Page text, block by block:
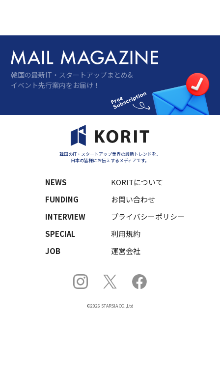
韓国の最新IT・スタートアップまとめ&
イベント先行案内をお届け！
韓国のIT・スタートアップ業界の最新トレンドを、
日本の皆様にお伝えするメディアです。
NEWS
FUNDING
INTERVIEW
SPECIAL
JOB
KORITについて
お問い合わせ
プライバシーポリシー
利用規約
運営会社
©2026 STARSIA CO.,Ltd